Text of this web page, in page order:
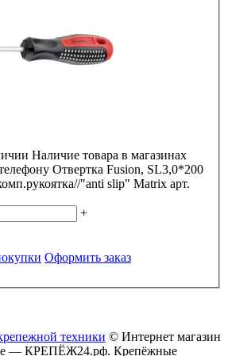
Наличие товара в магазинах
Отвертка Fusion, SL3,0*200
"anti slip" Matrix арт.
+
Оформить заказ
© Интернет магазин
— КРЕПЁЖ24.рф. Крепёжные